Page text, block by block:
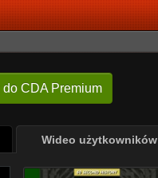
do CDA Premium
Wideo użytkowników